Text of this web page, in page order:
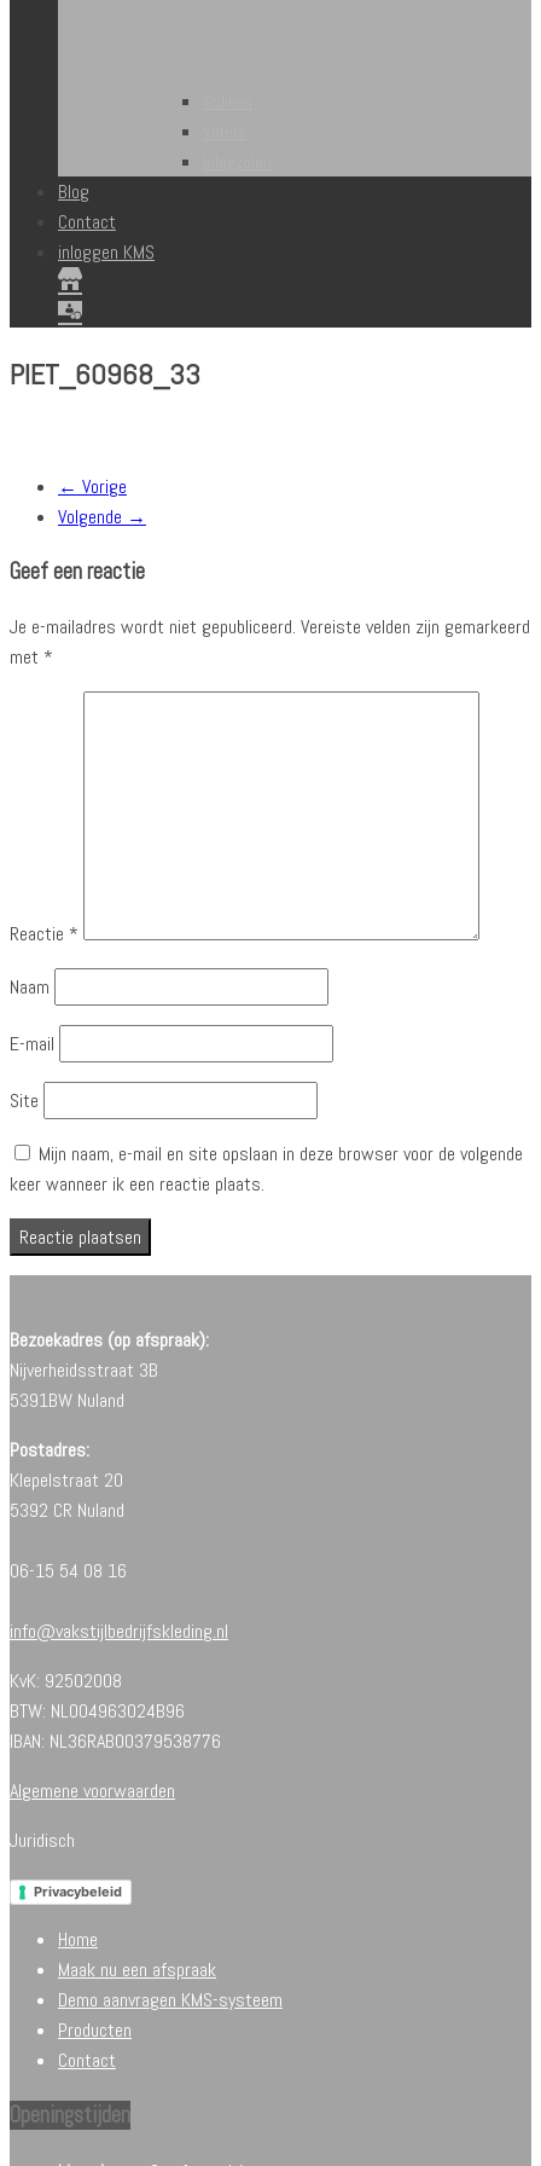
Blog
Contact
inloggen KMS
PIET_60968_33
← Vorige
Volgende →
Geef een reactie
Je e-mailadres wordt niet gepubliceerd. Vereiste velden zijn gemarkeerd
met *
Reactie *
Naam
E-mail
Site
Mijn naam, e-mail en site opslaan in deze browser voor de volgende
keer wanneer ik een reactie plaats.
Bezoekadres (op afspraak):
Nijverheidsstraat 3B
5391BW Nuland
Postadres:
Klepelstraat 20
5392 CR Nuland
06-15 54 08 16
info@vakstijlbedrijfskleding.nl
KvK: 92502008
BTW: NL004963024B96
IBAN: NL36RABO0379538776
Algemene voorwaarden
Juridisch
Privacybeleid
Home
Maak nu een afspraak
Demo aanvragen KMS-systeem
Producten
Contact
Openingstijden